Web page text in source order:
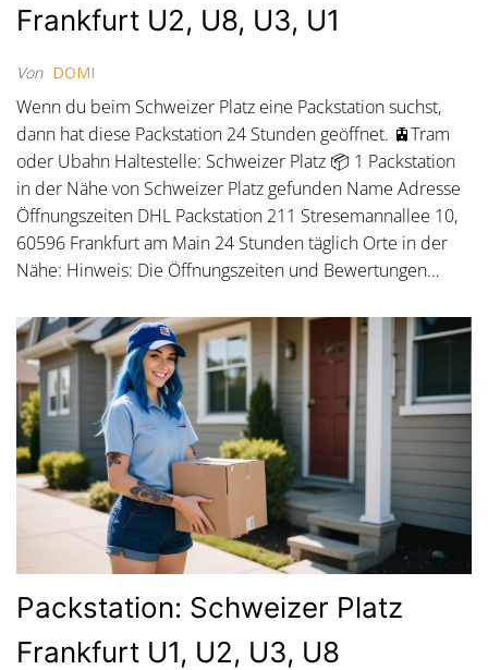
Frankfurt U2, U8, U3, U1
Von DOMI
Wenn du beim Schweizer Platz eine Packstation suchst,
dann hat diese Packstation 24 Stunden geöffnet. 🚊Tram
oder Ubahn Haltestelle: Schweizer Platz 📦 1 Packstation
in der Nähe von Schweizer Platz gefunden Name Adresse
Öffnungszeiten DHL Packstation 211 Stresemannallee 10,
60596 Frankfurt am Main 24 Stunden täglich Orte in der
Nähe: Hinweis: Die Öffnungszeiten und Bewertungen…
Packstation: Schweizer Platz
Frankfurt U1, U2, U3, U8